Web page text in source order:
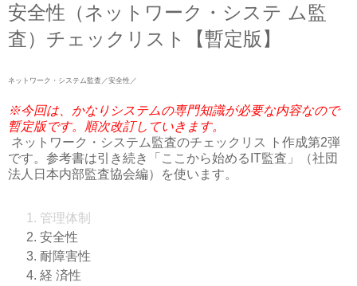
安全性（ネットワーク・システ ム監
査）チェックリスト【暫定版】
ネットワーク・システム監査／安全性／
※今回は、かなりシステムの専門知識が必要な内容なので
暫定版です。順次改訂していきます。
ネットワーク・システム監査のチェックリス ト作成第2弾
です。参考書は引き続き「ここから始めるIT監査」（社団
法人日本内部監査協会編）を使います。
管理体制
安全性
耐障害性
経 済性